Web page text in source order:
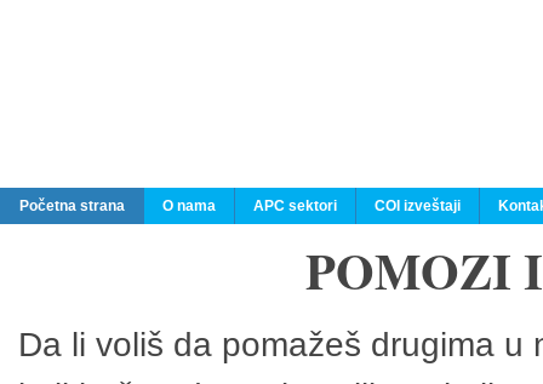
Početna strana O nama APC sektori COI izveštaji
POMOZI
Da li voliš da pomažeš drugima